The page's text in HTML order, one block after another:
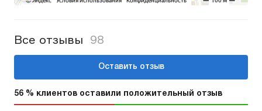
Все отзывы 98
Оставить отзыв
56 % клиентов оставили положительный отзыв